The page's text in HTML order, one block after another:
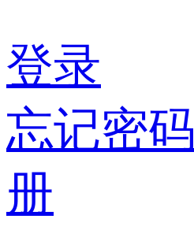
登录
忘记密码
册